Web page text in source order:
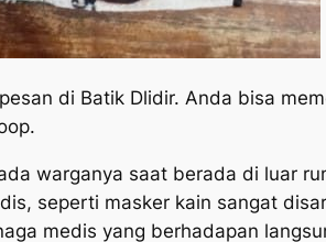
di Batik Dlidir. Anda bisa
warganya saat berada di luar
seperti masker kain sangat
medis yang berhadapan